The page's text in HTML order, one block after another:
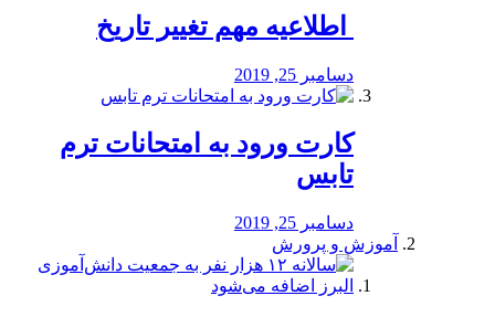
️ اطلاعیه مهم تغییر تاریخ
دسامبر 25, 2019
کارت ورود به امتحانات ترم
تابس
دسامبر 25, 2019
آموزش و پرورش